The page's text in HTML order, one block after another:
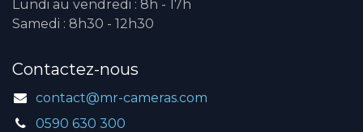
Lundi au vendredi : 8h - 17h
Samedi : 8h30 - 12h30
Contactez-nous
contact@mr-cameras.com
0590 630 300